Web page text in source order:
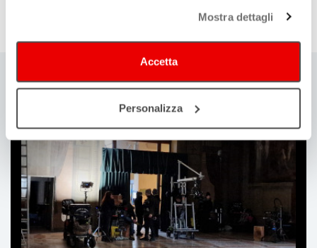
Mostra dettagli
Accetta
Personalizza
Ti
interessare